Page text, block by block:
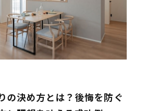
の決め方とは？後悔を防ぐ